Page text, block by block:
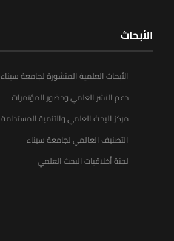
الأبحاث
الأبحاث العلمية المنشورة لجامعة سيناء
دعم النشر العلمي وحضور المؤتمرات
مركز البحث العلمي والتنمية المستدامة
التصنيف العالمي لجامعة سيناء
لجنة أخلاقيات البحث العلمي